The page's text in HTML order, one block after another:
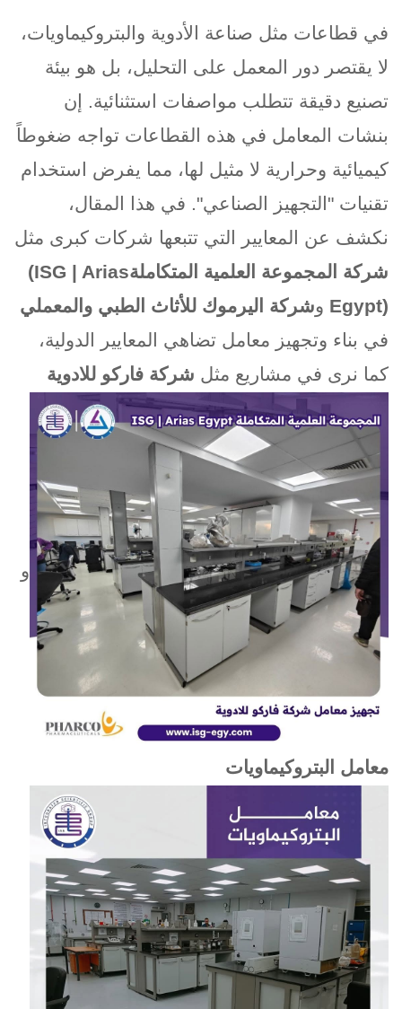
في قطاعات مثل صناعة الأدوية والبتروكيماويات،
لا يقتصر دور المعمل على التحليل، بل هو بيئة
تصنيع دقيقة تتطلب مواصفات استثنائية. إن
بنشات المعامل في هذه القطاعات تواجه ضغوطاً
كيميائية وحرارية لا مثيل لها، مما يفرض استخدام
تقنيات "التجهيز الصناعي". في هذا المقال،
نكشف عن المعايير التي تتبعها شركات كبرى مثل
شركة المجموعة العلمية المتكاملة(ISG | Arias
Egypt) وشركة اليرموك للأثاث الطبي والمعملي
في بناء وتجهيز معامل تضاهي المعايير الدولية،
كما نرى في مشاريع مثل شركة فاركو للادوية
و
معامل البتروكيماويات